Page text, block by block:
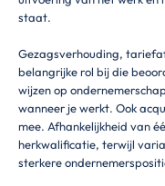
staat.
Gezagsverhouding,
belangrijke rol bij die
wijzen op
wanneer je werkt. Ook
mee. Afhankelijkheid van
herkwalificatie, terwijl
sterkere